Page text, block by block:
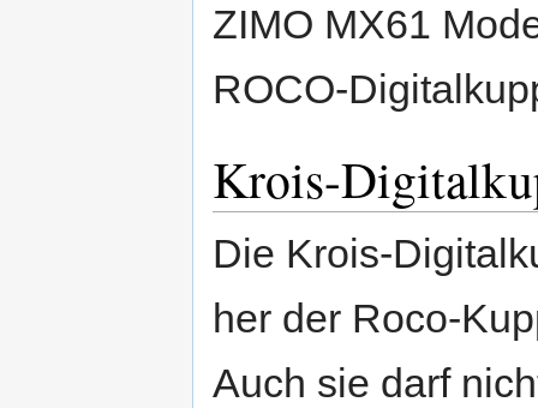
ZIMO MX61
ROCO-
Krois-
Die Krois-
her der Roco-
Auch sie darf